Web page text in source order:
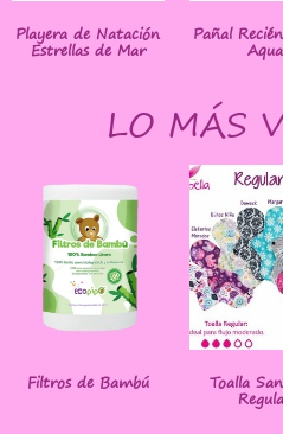
Playera de Natación
Estrellas de Mar
Pañal
Aqua
LO MÁS
Filtros de Bambú Toalla